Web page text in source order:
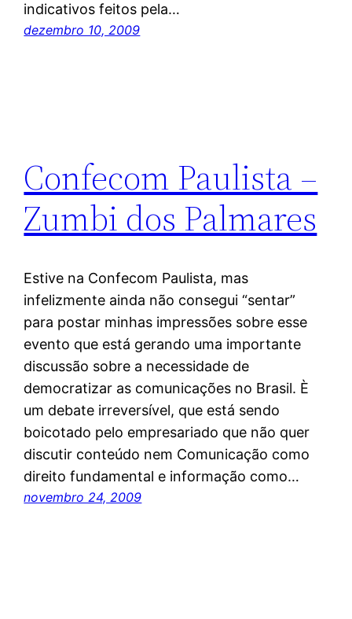
indicativos feitos pela…
dezembro 10, 2009
Confecom Paulista –
Zumbi dos Palmares
Estive na Confecom Paulista, mas
infelizmente ainda não consegui “sentar”
para postar minhas impressões sobre esse
evento que está gerando uma importante
discussão sobre a necessidade de
democratizar as comunicações no Brasil. È
um debate irreversível, que está sendo
boicotado pelo empresariado que não quer
discutir conteúdo nem Comunicação como
direito fundamental e informação como…
novembro 24, 2009